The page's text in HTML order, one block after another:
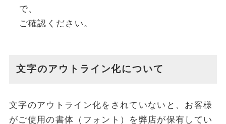
で、
ご確認ください。
文字のアウトライン化について
文字のアウトライン化をされていないと、お客様
がご使用の書体（フォント）を弊店が保有してい